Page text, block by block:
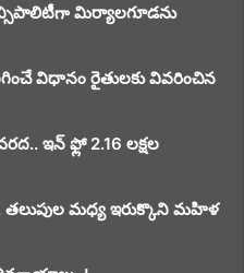
మిర్యాలగూడను
విధానం రైతులకు వివరించిన
ఇన్ ఫ్లో 2.16 లక్షల
తలుపుల మధ్య ఇరుక్కొని మహిళ